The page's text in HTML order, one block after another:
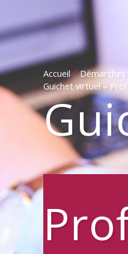
Accueil /
Guichet virtuel –